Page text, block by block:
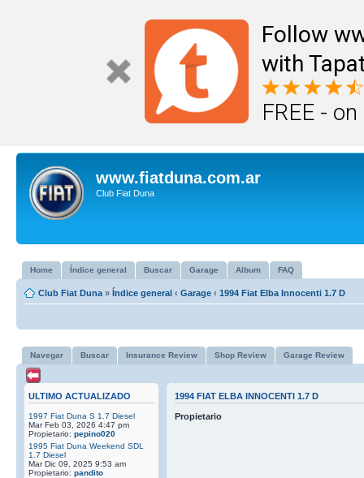
Follow
with
FREE -
www.fiatduna.com.ar
Club Fiat Duna
Home Índice general Buscar Garage Album FAQ
Club Fiat Duna » Índice general ‹ Garage ‹ 1994 Fiat Elba Innocenti 1.7 D
Navegar Buscar Insurance Review Shop Review Garage Review
ULTIMO ACTUALIZADO
1997 Fiat Duna S 1.7 Diesel
Mar Feb 03, 2026 4:47 pm
Propietario: pepino020
1995 Fiat Duna Weekend SDL
1.7 Diesel
Mar Dic 09, 2025 9:53 am
Propietario: pandito
1994 FIAT ELBA INNOCENTI 1.7 D
Propietario